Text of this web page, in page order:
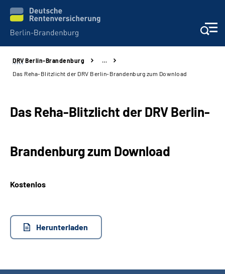
Aktuelles
Presse
Inhalte in Gebärdensprache (DGS)
DRV Berlin-Brandenburg
…
Das Reha-Blitzlicht der DRV Berlin-Brandenburg zum Download
Das Reha-Blitzlicht der DRV Berlin-
Brandenburg zum Download
Kostenlos
Herunterladen